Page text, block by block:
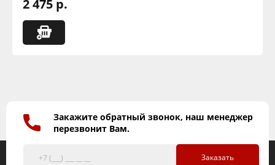
2 475 р.
Закажите обратный звонок, наш менеджер
перезвонит Вам.
Заказать